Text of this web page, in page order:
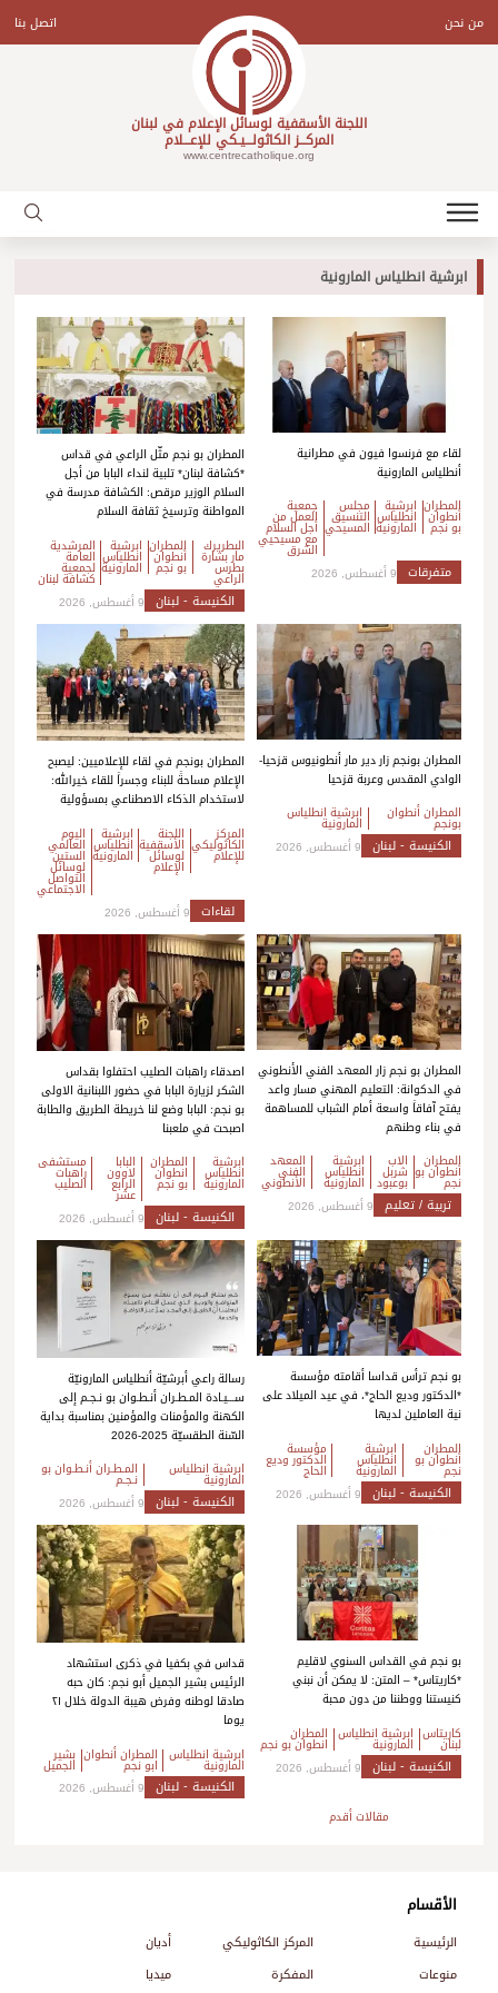
content
من نحن اتصل بنا
اللجنة الأسقفية لوسائل الإعلام في لبنان
المركـــز الكاثولـــيـكي للإعـــلام
www.centrecatholique.org
ابرشية انطلياس المارونية
لقاء مع فرنسوا فيون في مطرانية
أنطلياس المارونية
المطران
أنطوان
بو نجم
ابرشية
انطلياس
المارونية
مجلس
التنسيق
المسيحي
جمعية
العمل من
أجل السلام
مع مسيحيي
الشرق
متفرقات 9 أغسطس, 2026
المطران بو نجم مثّل الراعي في قداس
*كشافة لبنان* تلبية لنداء البابا من أجل
السلام الوزير مرقص: الكشافة مدرسة في
المواطنة وترسيخ ثقافة السلام
البطريرك
مار بشارة
بطرس
الراعي
المطران
أنطوان
بو نجم
ابرشية
انطلياس
المارونية
المرشدية
العامة
لجمعية
كشافة لبنان
الكنيسة - لبنان 9 أغسطس, 2026
المطران بونجم زار دير مار أنطونيوس قزحيا-
الوادي المقدس وعربة قزحيا
المطران أنطوان
بونجم
ابرشية انطلياس
المارونية
الكنيسة - لبنان 9 أغسطس, 2026
المطران بونجم في لقاء للإعلاميين: ليصبح
الإعلام مساحةً للبناء وجسراً للقاء خيرالله:
لاستخدام الذكاء الاصطناعي بمسؤولية
المركز
الكاثوليكي
للإعلام
اللجنة
الأسقفية
لوسائل
الإعلام
ابرشية
انطلياس
المارونية
اليوم
العالمي
الستين
لوسائل
التواصل
الاجتماعي
لقاءات 9 أغسطس, 2026
المطران بو نجم زار المعهد الفني الأنطوني
في الدكوانة: التعليم المهني مسار واعد
يفتح آفاقاً واسعة أمام الشباب للمساهمة
في بناء وطنهم
المطران
أنطوان بو
نجم
الاب
شربل
بوعبود
ابرشية
انطلياس
المارونية
المعهد
الفني
الأنطوني
تربية / تعليم 9 أغسطس, 2026
اصدقاء راهبات الصليب احتفلوا بقداس
الشكر لزيارة البابا في حضور اللبنانية الاولى
بو نجم: البابا وضع لنا خريطة الطريق والطابة
اصبحت في ملعبنا
ابرشية
انطلياس
المارونية
المطران
انطوان
بو نجم
البابا
لاوون
الرابع
عشر
مستشفى
راهبات
الصليب
الكنيسة - لبنان 9 أغسطس, 2026
بو نجم ترأس قداسا أقامته مؤسسة
*الدكتور وديع الحاج*، في عيد الميلاد على
نية العاملين لديها
المطران
أنطوان بو
نجم
ابرشية
انطلياس
المارونية
مؤسسة
الدكتور وديع
الحاج
الكنيسة - لبنان 9 أغسطس, 2026
رسالة راعي أبرشيّة أنطلياس المارونيّة
ســـيـادة المـطـران أنـطـوان بو نـجـم إلى
الكهنة والمؤمنات والمؤمنين بمناسبة بداية
السّنة الطقسيّة 2025-2026
ابرشية انطلياس
المارونية
المـطـران أنـطـوان بو
نـجـم
الكنيسة - لبنان 9 أغسطس, 2026
بو نجم في القداس السنوي لاقليم
*كاريتاس* – المتن: لا يمكن أن نبني
كنيستنا ووطننا من دون محبة
كاريتاس
لبنان
ابرشية انطلياس
المارونية
المطران
انطوان بو نجم
الكنيسة - لبنان 9 أغسطس, 2026
قداس في بكفيا في ذكرى استشهاد
الرئيس بشير الجميل أبو نجم: كان حبه
صادقا لوطنه وفرض هيبة الدولة خلال ٢١
يوما
ابرشية انطلياس
المارونية
المطران أنطوان
ابو نجم
بشير
الجميل
الكنيسة - لبنان 9 أغسطس, 2026
مقالات أقدم
الأقسام
الرئيسية المركز الكاثوليكي
أديان
منوعات
المفكرة ميديا